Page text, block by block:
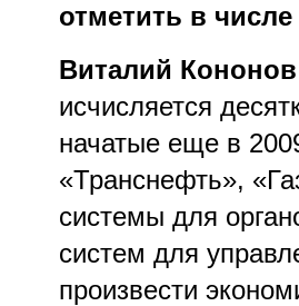
отметить в
Виталий
исчисляется
начатые еще в
«Транснефть»,
системы для
систем для
произвести